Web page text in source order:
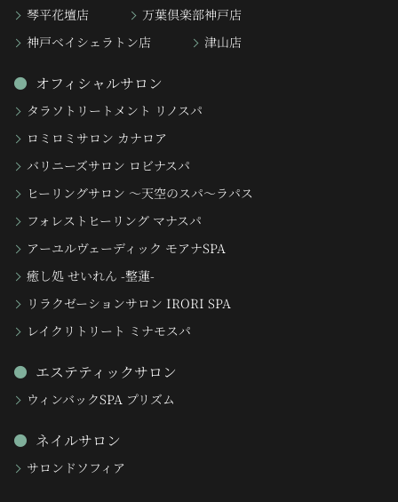
琴平花壇店
万葉倶楽部神戸店
神戸ベイシェラトン店
津山店
オフィシャルサロン
タラソトリートメント リノスパ
ロミロミサロン カナロア
バリニーズサロン ロビナスパ
ヒーリングサロン 〜天空のスパ〜ラパス
フォレストヒーリング マナスパ
アーユルヴェーディック モアナSPA
癒し処 せいれん -整蓮-
リラクゼーションサロン IRORI SPA
レイクリトリート ミナモスパ
エステティックサロン
ウィンバックSPA プリズム
ネイルサロン
サロンドソフィア